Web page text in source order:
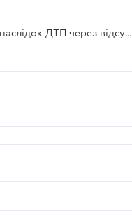
Міська рада має відшкодувати шкоду внаслідок ДТП через відсутність дорожнього знаку